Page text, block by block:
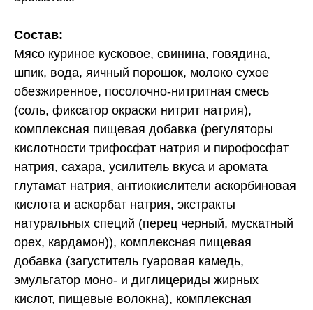
Состав:
Мясо куриное кусковое, свинина, говядина,
шпик, вода, яичный порошок, молоко сухое
обезжиренное, посолочно-нитритная смесь
(соль, фиксатор окраски нитрит натрия),
комплексная пищевая добавка (регуляторы
кислотности трифосфат натрия и пирофосфат
натрия, сахара, усилитель вкуса и аромата
глутамат натрия, антиокислители аскорбиновая
кислота и аскорбат натрия, экстракты
натуральных специй (перец черный, мускатный
орех, кардамон)), комплексная пищевая
добавка (загуститель гуаровая камедь,
эмульгатор моно- и диглицериды жирных
кислот, пищевые волокна), комплексная